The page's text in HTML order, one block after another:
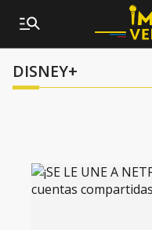
DISNEY+